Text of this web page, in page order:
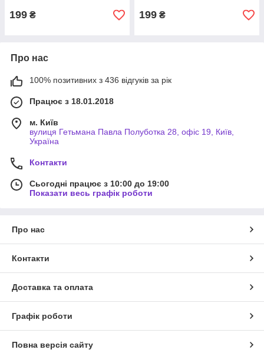
199 ₴ 199 ₴
Про нас
100% позитивних з 436 відгуків за рік
Працює з 18.01.2018
м. Київ
вулиця Гетьмана Павла Полуботка 28, офіс 19, Київ,
Україна
Контакти
Сьогодні працює з 10:00 до 19:00
Показати весь графік роботи
Про нас
Контакти
Доставка та оплата
Графік роботи
Повна версія сайту